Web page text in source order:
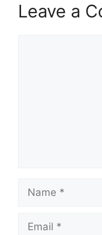
Leave a
Name
Email